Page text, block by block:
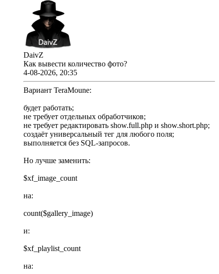
DaivZ
Как вывести количество фото?
4-08-2026, 20:35
Вариант TeraMoune:
будет работать;
не требует отдельных обработчиков;
не требует редактировать show.full.php и show.short.php;
создаёт универсальный тег для любого поля;
выполняется без SQL-запросов.
Но лучше заменить:
$xf_image_count
на:
count($gallery_image)
и:
$xf_playlist_count
на: